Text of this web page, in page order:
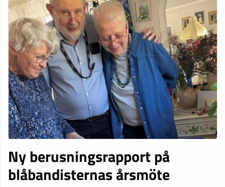
Ny berusningsrapport på
blåbandisternas årsmöte